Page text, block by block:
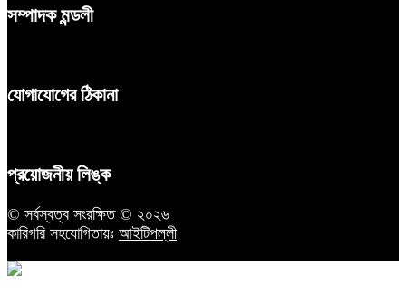
সম্পাদক মন্ডলী
যোগাযোগের ঠিকানা
প্রয়োজনীয় লিঙ্ক
© সর্বস্বত্ব সংরক্ষিত © ২০২৬
কারিগরি সহযোগিতায়ঃ আইটিপল্লী